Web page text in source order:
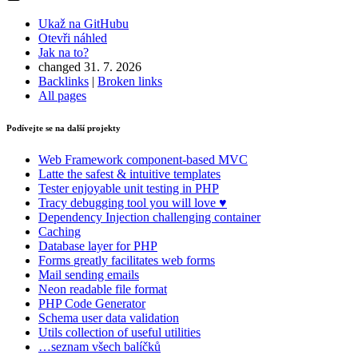
Ukaž na GitHubu
Otevři náhled
Jak na to?
changed 31. 7. 2026
Backlinks | Broken links
All pages
Podívejte se na další projekty
Web Framework component-based MVC
Latte the safest & intuitive templates
Testerenjoyable unit testing in PHP
Tracy debugging tool you will love ♥
Dependency Injection challenging container
Caching
Database layer for PHP
Forms greatly facilitates web forms
Mail sending emails
Neon readable file format
PHP Code Generator
Schema user data validation
Utils collection of useful utilities
…seznam všech balíčků